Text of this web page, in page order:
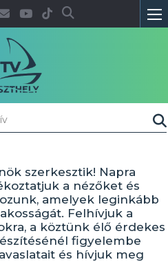
szerkesztik! Napra
a nézőket és
amelyek leginkább
Felhívjuk a
a köztünk élő érdekes
figyelembe
és hívjuk meg